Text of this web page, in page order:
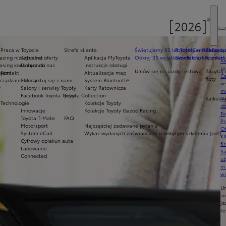
Świętujemy 35 lat Toyoty w Polsce
Odkryj 35 wyjątkowych ofert
Umów się na jazdę testową
Praca w Toyocie
Aktualne oferty
Dołącz do nas
Kontakt
Skontaktuj się z nami
Salony i serwisy Toyoty
Facebook Toyota Tychy
Technologie
Innowacje
Toyota T-Mate
Motorsport
System eCall
Cyfrowy opiekun auta
Ładowanie
Connected
Toyota Central
Skontaktuj się z
niższych rat
konsumencki
flotą
Komfort
Zapytaj
floty
Strefa klienta
Aplikacja MyToyota
Instrukcje obsługi
Aktualizacja map
System Bluetooth®
Karty Ratownicze
Toyota Collection
Kolekcje Toyoty
Kolekcje Toyoty Gazoo Racing
FAQ
Najczęściej zadawane pytania
Wykaz wydanych zaświadczeń o odbytym szkoleniu (pdf)